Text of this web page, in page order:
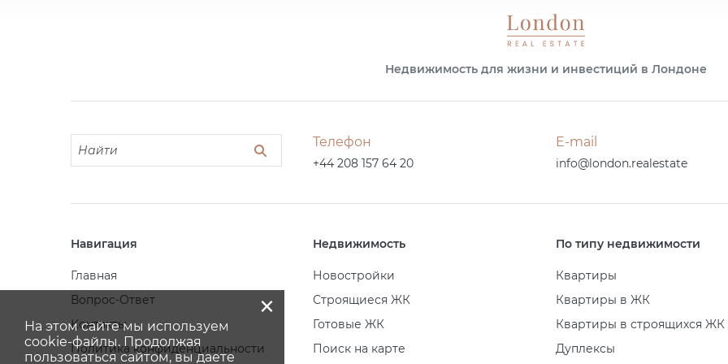
Недвижимость для жизни и инвестиций в Лондоне
Телефон
+44 208 157 64 20
E-mail
info@london.realestate
Навигация
Главная
Вопрос-Ответ
Контакты
Политика конфиденциальности
Недвижимость
Новостройки
Строящиеся ЖК
Готовые ЖК
Поиск на карте
По типу недвижимости
Квартиры
Квартиры в ЖК
Квартиры в строящихся ЖК
Дуплексы
×
На этом сайте мы используем
cookie-файлы. Продолжая
пользоваться сайтом, вы даете